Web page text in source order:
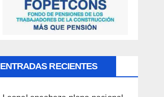
ENTRADAS RECIENTES